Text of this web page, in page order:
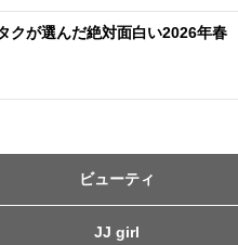
クが選んだ絶対面白い2026年春
ビューティ
JJ girl